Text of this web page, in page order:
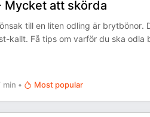
Mycket att skörda
till en liten odling är brytbönor.
kallt. Få tips om varför du ska
min • Most popular